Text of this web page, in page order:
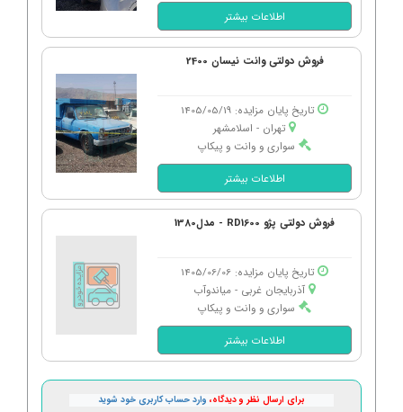
اطلاعات بیشتر
فروش دولتی وانت نیسان 2400
تاریخ پایان مزایده: 1405/05/19
تهران - اسلامشهر
سواری و وانت و پیکاپ
اطلاعات بیشتر
فروش دولتی پژو RD1600 - مدل1380
تاریخ پایان مزایده: 1405/06/06
آذربایجان غربی - میاندوآب
سواری و وانت و پیکاپ
اطلاعات بیشتر
برای ارسال نظر و دیدگاه، وارد حساب کاربری خود شوید